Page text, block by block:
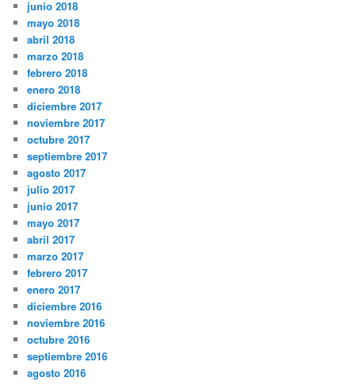
junio 2018
mayo 2018
abril 2018
marzo 2018
febrero 2018
enero 2018
diciembre 2017
noviembre 2017
octubre 2017
septiembre 2017
agosto 2017
julio 2017
junio 2017
mayo 2017
abril 2017
marzo 2017
febrero 2017
enero 2017
diciembre 2016
noviembre 2016
octubre 2016
septiembre 2016
agosto 2016